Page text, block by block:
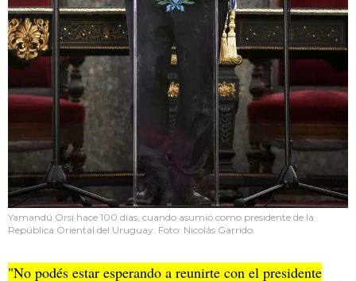
Yamandú Orsi hace 100 días, cuando asumió como presidente de la
República Oriental del Uruguay. Foto: Nicolás Garrido.
"No podés estar esperando a reunirte con el presidente